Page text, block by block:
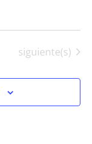
Eventos
siguiente(s)